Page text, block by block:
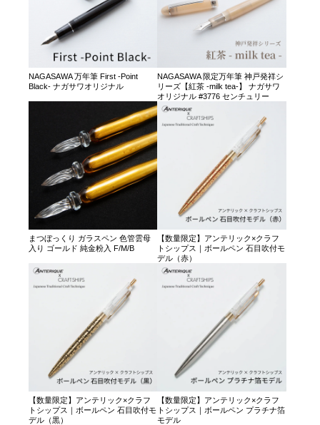
NAGASAWA 万年筆 First -Point
Black- ナガサワオリジナル
NAGASAWA 限定万年筆 神戸発祥シ
リーズ【紅茶 -milk tea-】 ナガサワ
オリジナル #3776 センチュリー
まつぼっくり ガラスペン 色管雲母
入り ゴールド 純金粉入 F/M/B
【数量限定】アンテリック×クラフ
トシップス｜ボールペン 石目吹付モ
デル（赤）
【数量限定】アンテリック×クラフ
トシップス｜ボールペン 石目吹付モ
デル（黒）
【数量限定】アンテリック×クラフ
トシップス｜ボールペン プラチナ箔
モデル